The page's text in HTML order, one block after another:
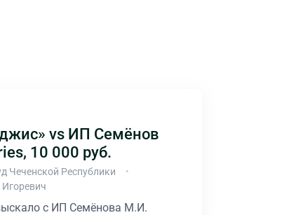
vs ИП Семёнов
10 000 руб.
Чеченской Республики
с ИП Семёнова М.И.